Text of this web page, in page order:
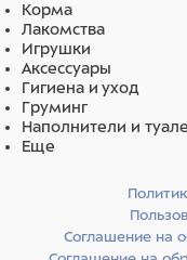
Корма
Лакомства
Игрушки
Аксессуары
Гигиена и уход
Груминг
Наполнители и
Еще
Соглашение на